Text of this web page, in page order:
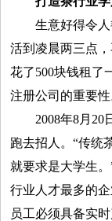
生意好得令人
活到凌晨两三点
花了500块钱租了
注册公司的重要性
2008年8月20日
跑去招人。“传统
就要求是大学生
行业人才最多的
员工必须具备实